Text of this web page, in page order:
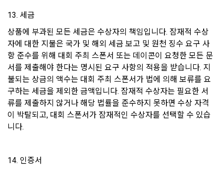
4. “회사”는 "기업회원”이 “사이트”에서 정당한 절차를 거쳐 열람
한 “개인회원” 또는 “인재회원”의 개인정보를 “기업회원”의 인사
자료로 활용하는 목적으로 제공할 수 있다.
5. “회원”이 “회사”가 제공하는 서비스 내에 작성∙등록한 게시물
이나 자료 등의 지식재산권은 “회원”에게 귀속하나, “회사”는 그
중 공개된 것에 한하여 이를 “사이트”에 배포할 수 있다.
6. “회사”는 “회원”과 “기업회원”의 지식재산권을 보호하기 위해
성실하게 주의의무를 다한다.
제 20 조 (회사의 의무)
2. “회사”는 “회원”의 개인 신상정보를 본인의 승낙 없이 타인에
8. 개인정보 자동 수집 장치의 설치, 운영 및 거부에 관한 사항
1) 쿠키란
웹사이트를 운영하는데 이용되는 서버가 이용자의 브라우저에
보내는 작은 텍스트 파일로 이용자의 하드디스크에 저장됩니다.
2) 쿠키의 사용 목적
"회사"가 쿠키를 통해 수집하는 정보는 '2. 수집하는 개인정보 항
목 및 수집방법'과 같으며 '1. 개인정보의 수집 및 이용목적'외의
용도로는 이용되지 않습니다.
13. 세금
상품에 부과된 모든 세금은 수상자의 책임입니다. 잠재적 수상
자에 대한 지불은 국가 및 해외 세금 보고 및 원천 징수 요구 사
항 준수를 위해 대회 주최 스폰서 또는 데이콘이 요청한 모든 문
서를 제출해야 한다는 명시된 요구 사항의 적용을 받습니다. 지
불되는 상금의 액수는 대회 주최 스폰서가 법에 의해 보류를 요
구하는 세금을 제외한 금액입니다. 잠재적 수상자는 필요한 서
류를 제출하지 않거나 해당 법률을 준수하지 못하면 수상 자격
이 박탈되고, 대회 스폰서가 잠재적인 수상자를 선택할 수 있습
니다.
14. 인증서